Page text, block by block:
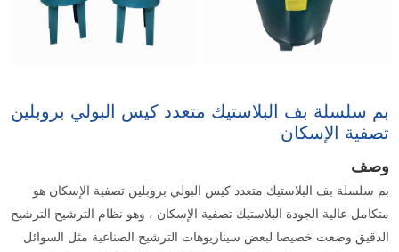
بم سلسلة بف البلاستيك متعدد كيس البولي بروبلين
تصفية الإسكان
وصف
بم سلسلة بف البلاستيك متعدد كيس البولي بروبلين تصفية الإسكان هو
متكامل عالية الجودة البلاستيك تصفية الإسكان ، وهو نظام الترشيح الترشيح
الدقيق وضعت خصيصا لبعض سيناريوهات الترشيح الصناعية مثل السوائل